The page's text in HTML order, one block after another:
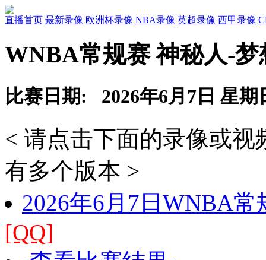
直播首页 最新录像 欧洲杯录像 NBA录像 英超录像 西甲录像
WNBA常规赛 神秘人-
比赛日期: 2026年6月7日 星期
< 请点击下面的录像或
有多个版本 >
2026年6月7日WNBA
[QQ]